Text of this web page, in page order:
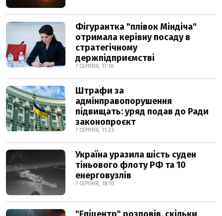
Фігурантка "плівок Міндіча"
отримала керівну посаду в
стратегічному
держпідприємстві
7 СЕРПНЯ, 17:10
Штрафи за
адмінправопорушення
підвищать: уряд подав до Ради
законопроєкт
7 СЕРПНЯ, 11:23
Україна уразила шість суден
тіньового флоту РФ та 10
енерговузлів
7 СЕРПНЯ, 18:10